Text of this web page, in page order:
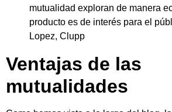
mutualidad exploran de manera
producto es de interés para el
Lopez, Clupp
Ventajas de las
mutualidades